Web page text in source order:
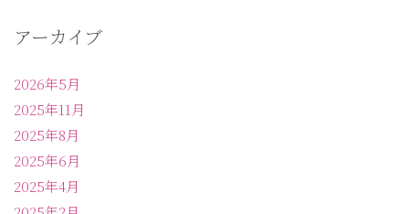
アーカイブ
2026年5月
2025年11月
2025年8月
2025年6月
2025年4月